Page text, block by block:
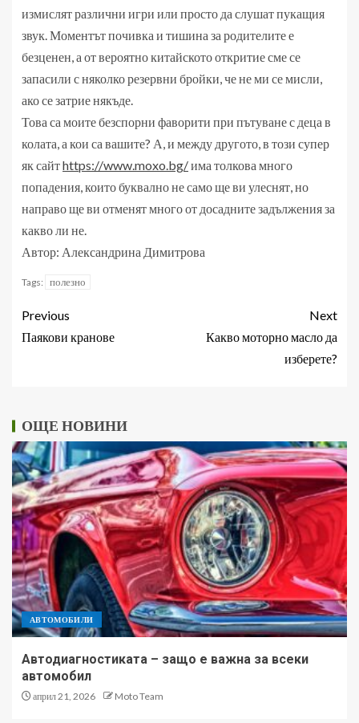
измислят различни игри или просто да слушат пукащия
звук. Моментът почивка и тишина за родителите е
безценен, а от вероятно китайското откритие сме се
запасили с няколко резервни бройки, че не ми се мисли,
ако се затрие някъде.
Това са моите безспорни фаворити при пътуване с деца в
колата, а кои са вашите? А, и между другото, в този супер
як сайтhttps://www.moxo.bg/има толкова много
попадения, които буквално не само ще ви улеснят, но
направо ще ви отменят много от досадните задължения за
какво ли не.
Автор: Александрина Димитрова
Tags: полезно
Previous
Паякови кранове
Next
Какво моторно масло да
изберете?
ОЩЕ НОВИНИ
АВТОМОБИЛИ
Автодиагностиката – защо е важна за всеки
автомобил
април 21, 2026 Moto Team